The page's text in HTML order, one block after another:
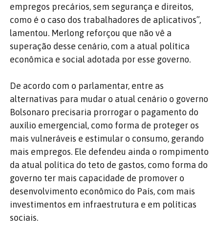
empregos precários, sem segurança e direitos,
como é o caso dos trabalhadores de aplicativos”,
lamentou. Merlong reforçou que não vê a
superação desse cenário, com a atual política
econômica e social adotada por esse governo.
De acordo com o parlamentar, entre as
alternativas para mudar o atual cenário o governo
Bolsonaro precisaria prorrogar o pagamento do
auxílio emergencial, como forma de proteger os
mais vulneráveis e estimular o consumo, gerando
mais empregos. Ele defendeu ainda o rompimento
da atual política do teto de gastos, como forma do
governo ter mais capacidade de promover o
desenvolvimento econômico do País, com mais
investimentos em infraestrutura e em políticas
sociais.